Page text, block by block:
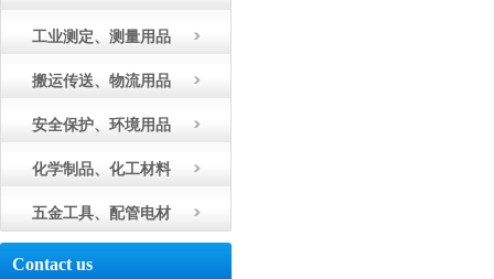
工业测定、测量用品
搬运传送、物流用品
安全保护、环境用品
化学制品、化工材料
五金工具、配管电材
Contact us